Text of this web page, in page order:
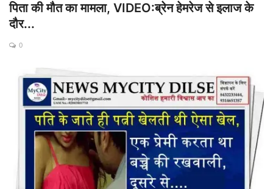
पिता की मौत का मामला, VIDEO:ब्रेन हेमरेज से इलाज के
दौर...
0